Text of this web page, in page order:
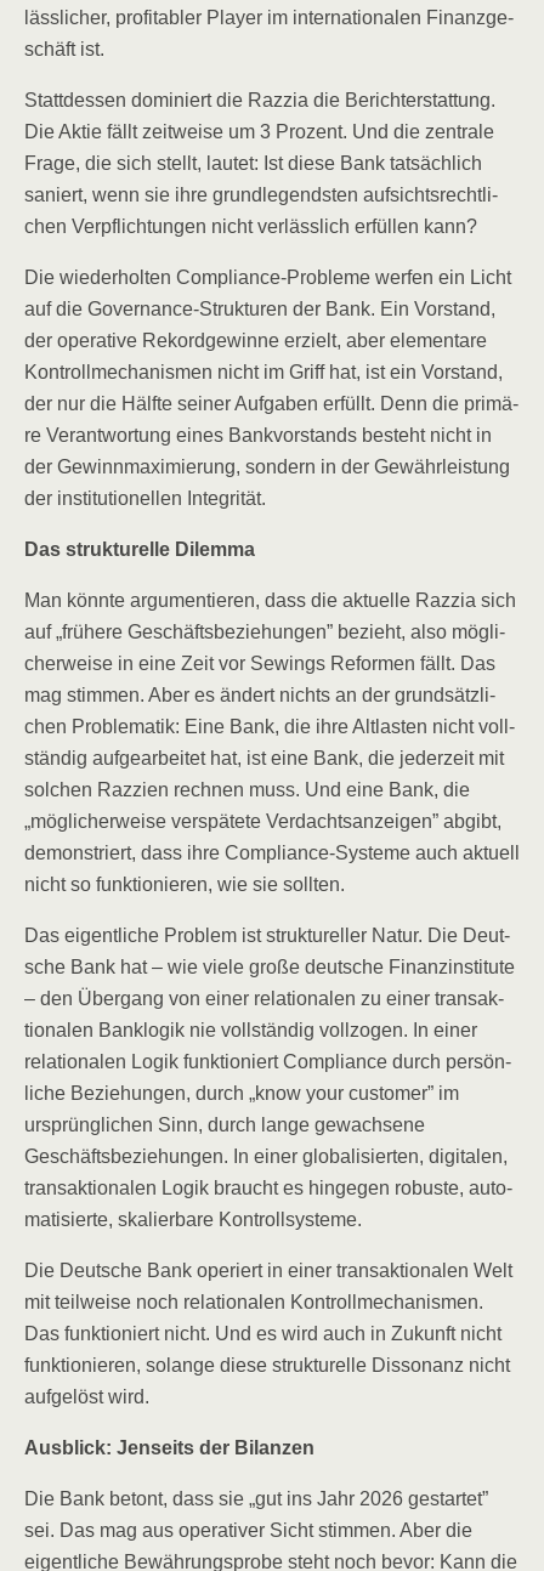
läss­li­cher, pro­fi­ta­bler Play­er im inter­na­tio­na­len Finanz­ge­
schäft ist.
Statt­des­sen domi­niert die Raz­zia die Bericht­erstat­tung.
Die Aktie fällt zeit­wei­se um 3 Pro­zent. Und die zen­tra­le
Fra­ge, die sich stellt, lau­tet: Ist die­se Bank tat­säch­lich
saniert, wenn sie ihre grund­le­gends­ten auf­sichts­recht­li­
chen Ver­pflich­tun­gen nicht ver­läss­lich erfül­len kann?
Die wie­der­hol­ten Com­pli­ance-Pro­ble­me wer­fen ein Licht
auf die Gover­nan­ce-Struk­tu­ren der Bank. Ein Vor­stand,
der ope­ra­ti­ve Rekord­ge­win­ne erzielt, aber ele­men­ta­re
Kon­troll­me­cha­nis­men nicht im Griff hat, ist ein Vor­stand,
der nur die Hälf­te sei­ner Auf­ga­ben erfüllt. Denn die pri­mä­
re Ver­ant­wor­tung eines Bank­vor­stands besteht nicht in
der Gewinn­ma­xi­mie­rung, son­dern in der Gewähr­leis­tung
der insti­tu­tio­nel­len Integrität.
Das struk­tu­rel­le Dilemma
Man könn­te argu­men­tie­ren, dass die aktu­el­le Raz­zia sich
auf „frü­he­re Geschäfts­be­zie­hun­gen” bezieht, also mög­li­
cher­wei­se in eine Zeit vor Sewings Refor­men fällt. Das
mag stim­men. Aber es ändert nichts an der grund­sätz­li­
chen Pro­ble­ma­tik: Eine Bank, die ihre Alt­las­ten nicht voll­
stän­dig auf­ge­ar­bei­tet hat, ist eine Bank, die jeder­zeit mit
sol­chen Raz­zi­en rech­nen muss. Und eine Bank, die
„mög­li­cher­wei­se ver­spä­te­te Ver­dachts­an­zei­gen” abgibt,
demons­triert, dass ihre Com­pli­ance-Sys­te­me auch aktu­ell
nicht so funk­tio­nie­ren, wie sie sollten.
Das eigent­li­che Pro­blem ist struk­tu­rel­ler Natur. Die Deut­
sche Bank hat – wie vie­le gro­ße deut­sche Finanz­in­sti­tu­te
– den Über­gang von einer rela­tio­na­len zu einer trans­ak­
tio­na­len Bank­lo­gik nie voll­stän­dig voll­zo­gen. In einer
rela­tio­na­len Logik funk­tio­niert Com­pli­ance durch per­sön­
li­che Bezie­hun­gen, durch „know your cus­to­mer” im
ursprüng­li­chen Sinn, durch lan­ge gewach­se­ne
Geschäfts­be­zie­hun­gen. In einer glo­ba­li­sier­ten, digi­ta­len,
trans­ak­tio­na­len Logik braucht es hin­ge­gen robus­te, auto­
ma­ti­sier­te, ska­lier­ba­re Kontrollsysteme.
Die Deut­sche Bank ope­riert in einer trans­ak­tio­na­len Welt
mit teil­wei­se noch rela­tio­na­len Kon­troll­me­cha­nis­men.
Das funk­tio­niert nicht. Und es wird auch in Zukunft nicht
funk­tio­nie­ren, solan­ge die­se struk­tu­rel­le Dis­so­nanz nicht
auf­ge­löst wird.
Aus­blick: Jen­seits der Bilanzen
Die Bank betont, dass sie „gut ins Jahr 2026 gestar­tet”
sei. Das mag aus ope­ra­ti­ver Sicht stim­men. Aber die
eigent­li­che Bewäh­rungs­pro­be steht noch bevor: Kann die